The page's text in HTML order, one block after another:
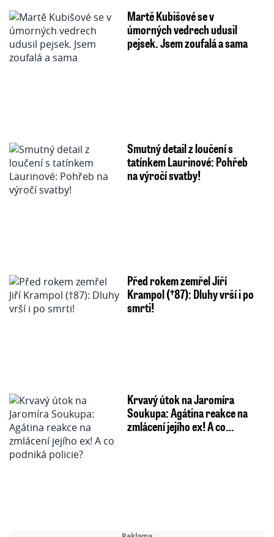
Martě Kubišové se v
úmorných vedrech udusil
pejsek. Jsem zoufalá a sama
Smutný detail z loučení s
tatínkem Laurinové: Pohřeb
na výročí svatby!
Před rokem zemřel Jiří
Krampol (†87): Dluhy vrší i po
smrti!
Krvavý útok na Jaromíra
Soukupa: Agátina reakce na
zmlácení jejího ex! A co…